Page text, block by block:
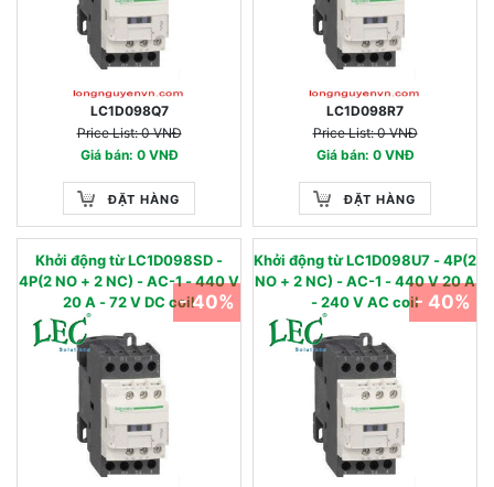
LC1D098Q7
Price List: 0 VNĐ
Giá bán: 0 VNĐ
ĐẶT HÀNG
LC1D098R7
Price List: 0 VNĐ
Giá bán: 0 VNĐ
ĐẶT HÀNG
Khởi động từ LC1D098SD -
4P(2 NO + 2 NC) - AC-1 - 440 V
20 A - 72 V DC coil- 40%
Khởi động từ LC1D098U7 - 4P(2
NO + 2 NC) - AC-1 - 440 V 20 A
- 240 V AC coil- 40%